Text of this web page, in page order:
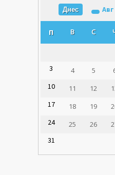
Днес Авг
П В С
3
4 5
10
11 12
17
18 19
24
25 26
31